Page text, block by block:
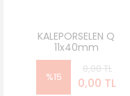
KALEPORSELEN Q
11x40mm
%15
0,00 TL
0,00 TL